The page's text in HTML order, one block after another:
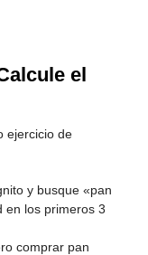
el
ejercicio de
y busque «pan
en los primeros 3
comprar pan